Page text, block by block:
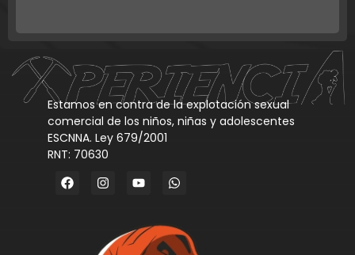
Estamos en contra de la explotación sexual
comercial de los niños, niñas y adolescentes
ESCNNA. Ley 679/2001
RNT: 70630